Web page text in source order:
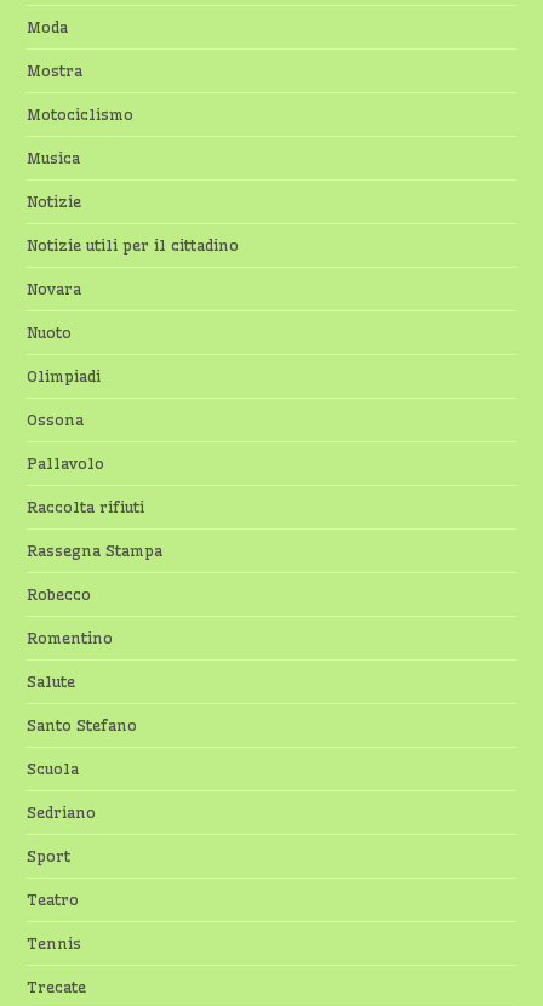
Moda
Mostra
Motociclismo
Musica
Notizie
Notizie utili per il cittadino
Novara
Nuoto
Olimpiadi
Ossona
Pallavolo
Raccolta rifiuti
Rassegna Stampa
Robecco
Romentino
Salute
Santo Stefano
Scuola
Sedriano
Sport
Teatro
Tennis
Trecate